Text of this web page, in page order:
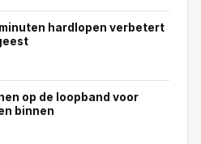
hardlopen verbetert
op de loopband voor
binnen